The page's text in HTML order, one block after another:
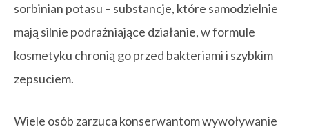
sorbinian potasu – substancje, które samodzielnie
mają silnie podrażniające działanie, w formule
kosmetyku chronią go przed bakteriami i szybkim
zepsuciem.
Wiele osób zarzuca konserwantom wywoływanie